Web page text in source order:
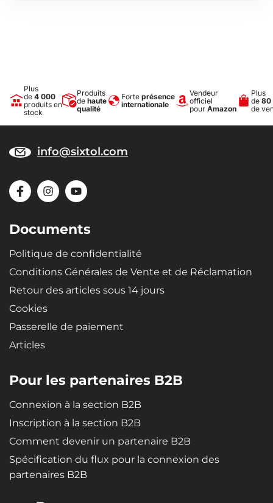
Plus
de 4 000
produits en
stock
Produits
de haute
qualité
Forte présence
internationale
Vendeur
officiel
pour Amazon
Plus
de 80
de
info@sixtol.com
Documents
Politique de confidentialité
Conditions Générales de Vente et de Réclamation
Retour des articles sous 14 jours
Cookies
Passerelle de paiement
Articles
Pour les partenaires B2B
Connexion à la section B2B
Inscription à la section B2B
Comment devenir un partenaire B2B
Spécification du flux pour la connexion des
partenaires B2B